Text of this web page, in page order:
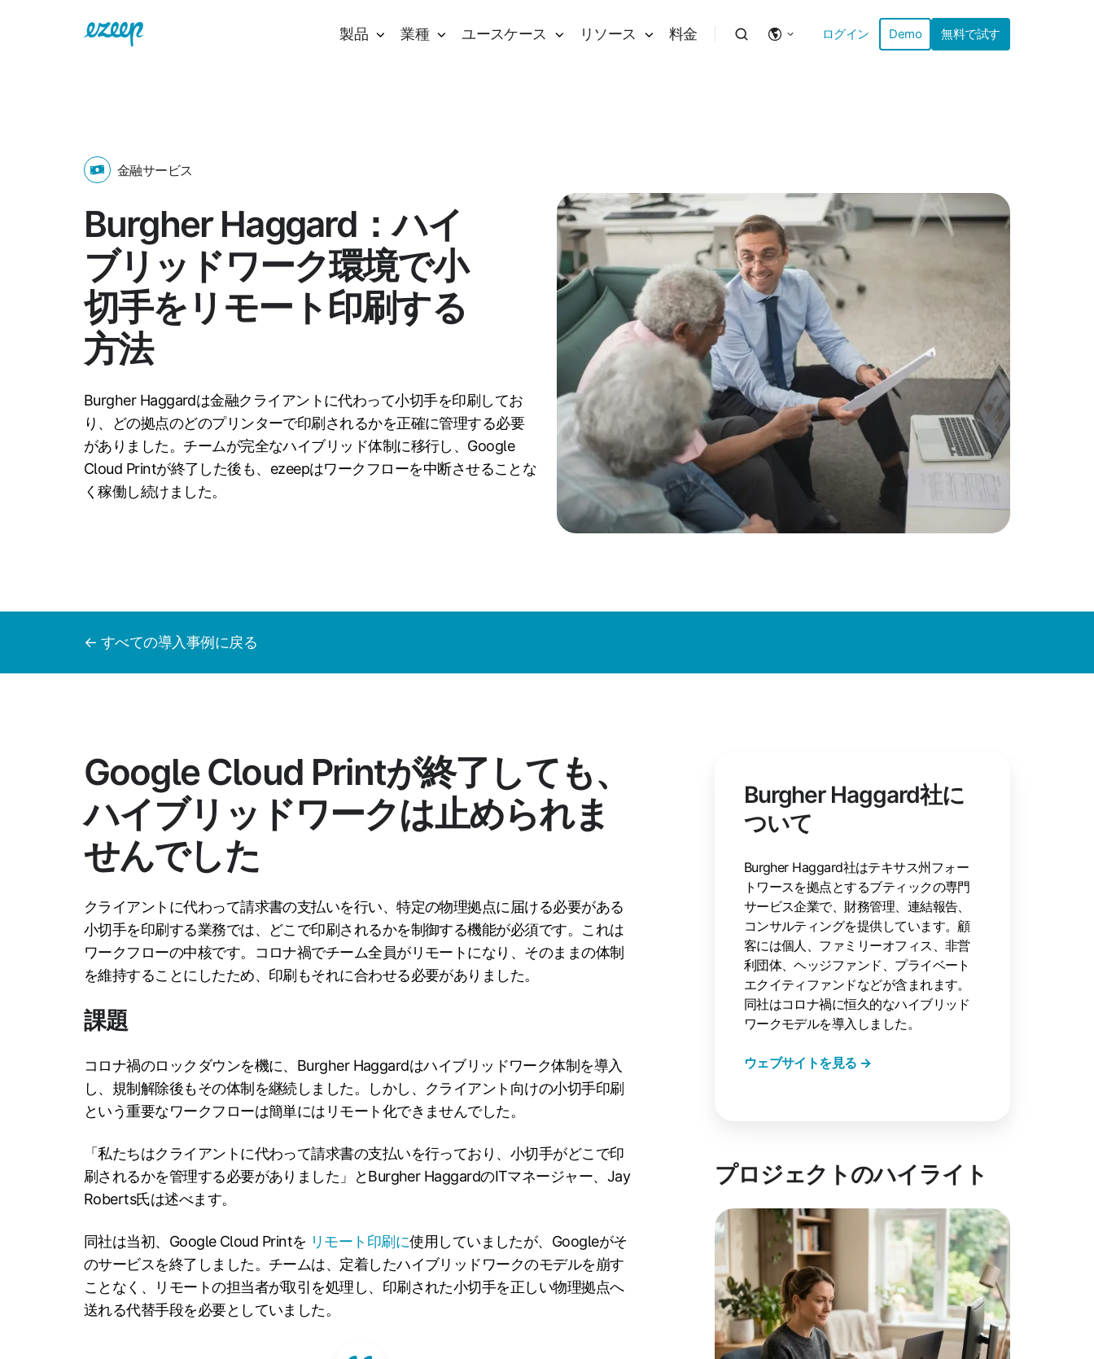
製品 業種 ユースケース リソース 料金 ログイン Demo 無料で試す
金融サービス
Burgher Haggard：ハイ
ブリッドワーク環境で小
切手をリモート印刷する
方法
Burgher Haggardは金融クライアントに代わって小切手を印刷してお
り、どの拠点のどのプリンターで印刷されるかを正確に管理する必要
がありました。チームが完全なハイブリッド体制に移行し、Google
Cloud Printが終了した後も、ezeepはワークフローを中断させることな
く稼働し続けました。
← すべての導入事例に戻る
Google Cloud Printが終了しても、
ハイブリッドワークは止められま
せんでした
クライアントに代わって請求書の支払いを行い、特定の物理拠点に届ける必要がある
小切手を印刷する業務では、どこで印刷されるかを制御する機能が必須です。これは
ワークフローの中核です。コロナ禍でチーム全員がリモートになり、そのままの体制
を維持することにしたため、印刷もそれに合わせる必要がありました。
課題
コロナ禍のロックダウンを機に、Burgher Haggardはハイブリッドワーク体制を導入
し、規制解除後もその体制を継続しました。しかし、クライアント向けの小切手印刷
という重要なワークフローは簡単にはリモート化できませんでした。
「私たちはクライアントに代わって請求書の支払いを行っており、小切手がどこで印
刷されるかを管理する必要がありました」とBurgher HaggardのITマネージャー、Jay
Roberts氏は述べます。
同社は当初、Google Cloud Printを リモート印刷に使用していましたが、Googleがそ
のサービスを終了しました。チームは、定着したハイブリッドワークのモデルを崩す
ことなく、リモートの担当者が取引を処理し、印刷された小切手を正しい物理拠点へ
送れる代替手段を必要としていました。
Burgher Haggard社に
ついて
Burgher Haggard社はテキサス州フォー
トワースを拠点とするブティックの専門
サービス企業で、財務管理、連結報告、
コンサルティングを提供しています。顧
客には個人、ファミリーオフィス、非営
利団体、ヘッジファンド、プライベート
エクイティファンドなどが含まれます。
同社はコロナ禍に恒久的なハイブリッド
ワークモデルを導入しました。
ウェブサイトを見る →
プロジェクトのハイライト